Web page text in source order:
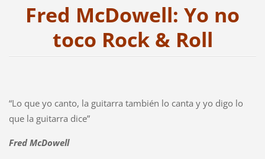
Fred McDowell: Yo no
toco Rock & Roll
“Lo que yo canto, la guitarra también lo canta y yo digo lo
que la guitarra dice”
Fred McDowell